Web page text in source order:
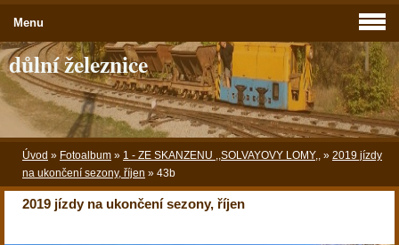
důlní železnice
Úvod » Fotoalbum » 1 - ZE SKANZENU ,,SOLVAYOVY LOMY,, » 2019 jízdy
na ukončení sezony, říjen » 43b
2019 jízdy na ukončení sezony, říjen
Menu